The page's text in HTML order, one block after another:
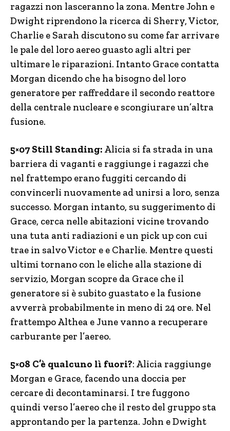
ragazzi non lasceranno la zona. Mentre John e
Dwight riprendono la ricerca di Sherry, Victor,
Charlie e Sarah discutono su come far arrivare
le pale del loro aereo guasto agli altri per
ultimare le riparazioni. Intanto Grace contatta
Morgan dicendo che ha bisogno del loro
generatore per raffreddare il secondo reattore
della centrale nucleare e scongiurare un’altra
fusione.
5×07 Still Standing: Alicia si fa strada in una
barriera di vaganti e raggiunge i ragazzi che
nel frattempo erano fuggiti cercando di
convincerli nuovamente ad unirsi a loro, senza
successo. Morgan intanto, su suggerimento di
Grace, cerca nelle abitazioni vicine trovando
una tuta anti radiazioni e un pick up con cui
trae in salvo Victor e e Charlie. Mentre questi
ultimi tornano con le eliche alla stazione di
servizio, Morgan scopre da Grace che il
generatore si è subito guastato e la fusione
avverrà probabilmente in meno di 24 ore. Nel
frattempo Althea e June vanno a recuperare
carburante per l’aereo.
5×08 C’è qualcuno lì fuori?: Alicia raggiunge
Morgan e Grace, facendo una doccia per
cercare di decontaminarsi. I tre fuggono
quindi verso l’aereo che il resto del gruppo sta
approntando per la partenza. John e Dwight